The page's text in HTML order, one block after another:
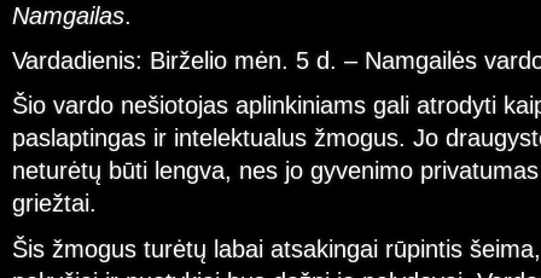
Namgailas.
Vardadienis: Birželio mėn. 5 d. – Namgailės
Šio vardo nešiotojas aplinkiniams gali atrodyti
paslaptingas ir intelektualus žmogus. Jo
neturėtų būti lengva, nes jo gyvenimo
griežtai.
Šis žmogus turėtų labai atsakingai rūpintis